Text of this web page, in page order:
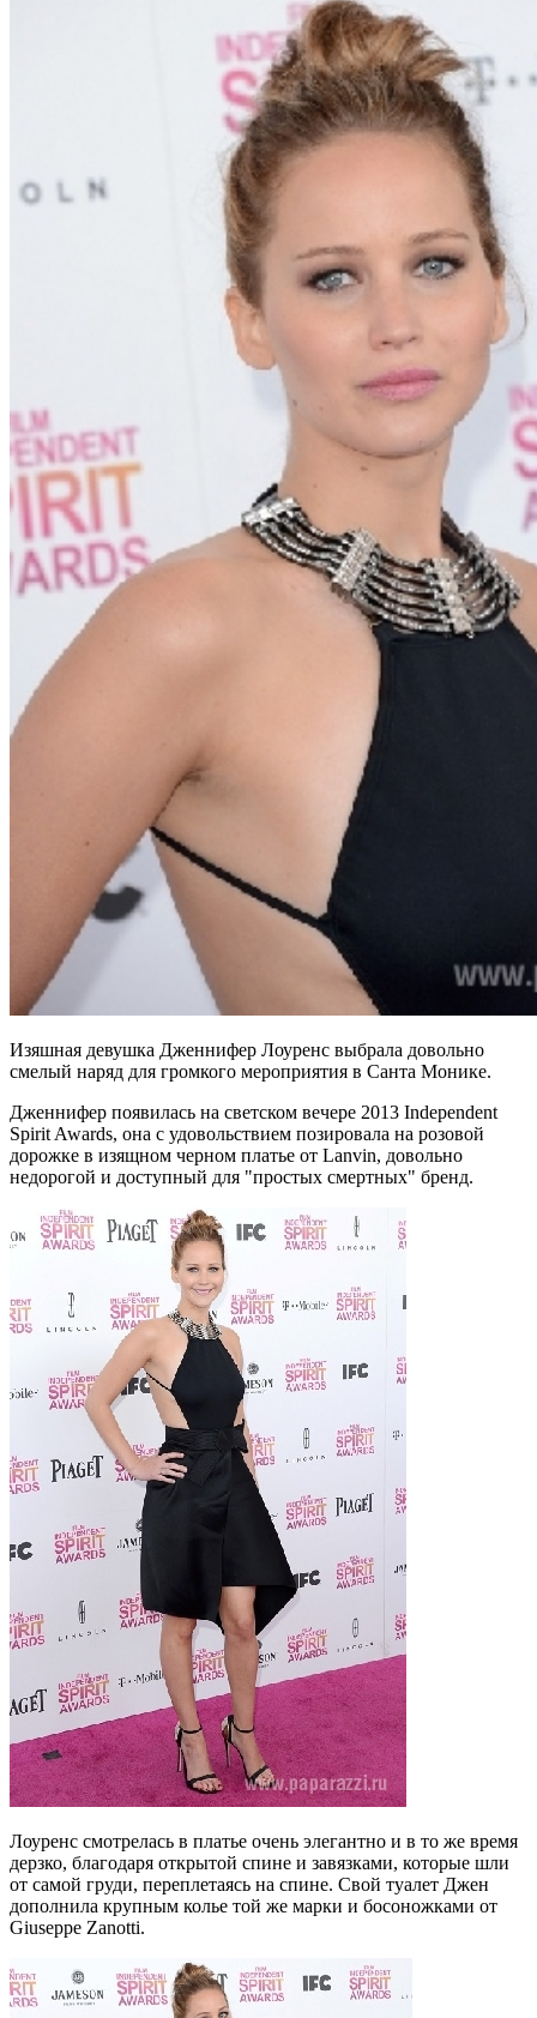
Изяшная девушка Дженнифер Лоуренс выбрала довольно
смелый наряд для громкого мероприятия в Санта Монике.
Дженнифер появилась на светском вечере 2013 Independent
Spirit Awards, она с удовольствием позировала на розовой
дорожке в изящном черном платье от Lanvin, довольно
недорогой и доступный для "простых смертных" бренд.
Лоуренс смотрелась в платье очень элегантно и в то же время
дерзко, благодаря открытой спине и завязками, которые шли
от самой груди, переплетаясь на спине. Свой туалет Джен
дополнила крупным колье той же марки и босоножками от
Giuseppe Zanotti.